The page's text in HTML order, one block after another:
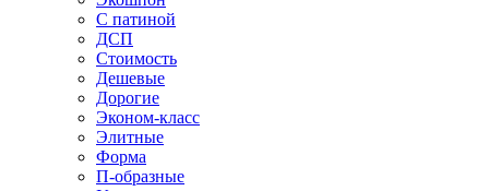
С патиной
ДСП
Стоимость
Дешевые
Дорогие
Эконом-класс
Элитные
Форма
П-образные